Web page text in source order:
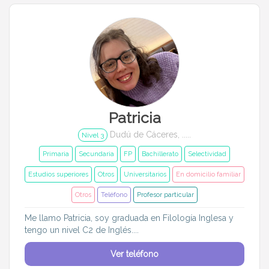
Entrenador Asistente
Secundaria
Otros Universitarios
Materias
Artes Escénicas Biología
Patricia
Nivel 3 Dudú de Cáceres, .....
Primaria Secundaria FP Bachillerato Selectividad
Estudios superiores Otros Universitarios En domicilio familiar
Otros Teléfono Profesor particular
Me llamo Patricia, soy graduada en Filología Inglesa y
tengo un nivel C2 de Inglés....
Ver teléfono